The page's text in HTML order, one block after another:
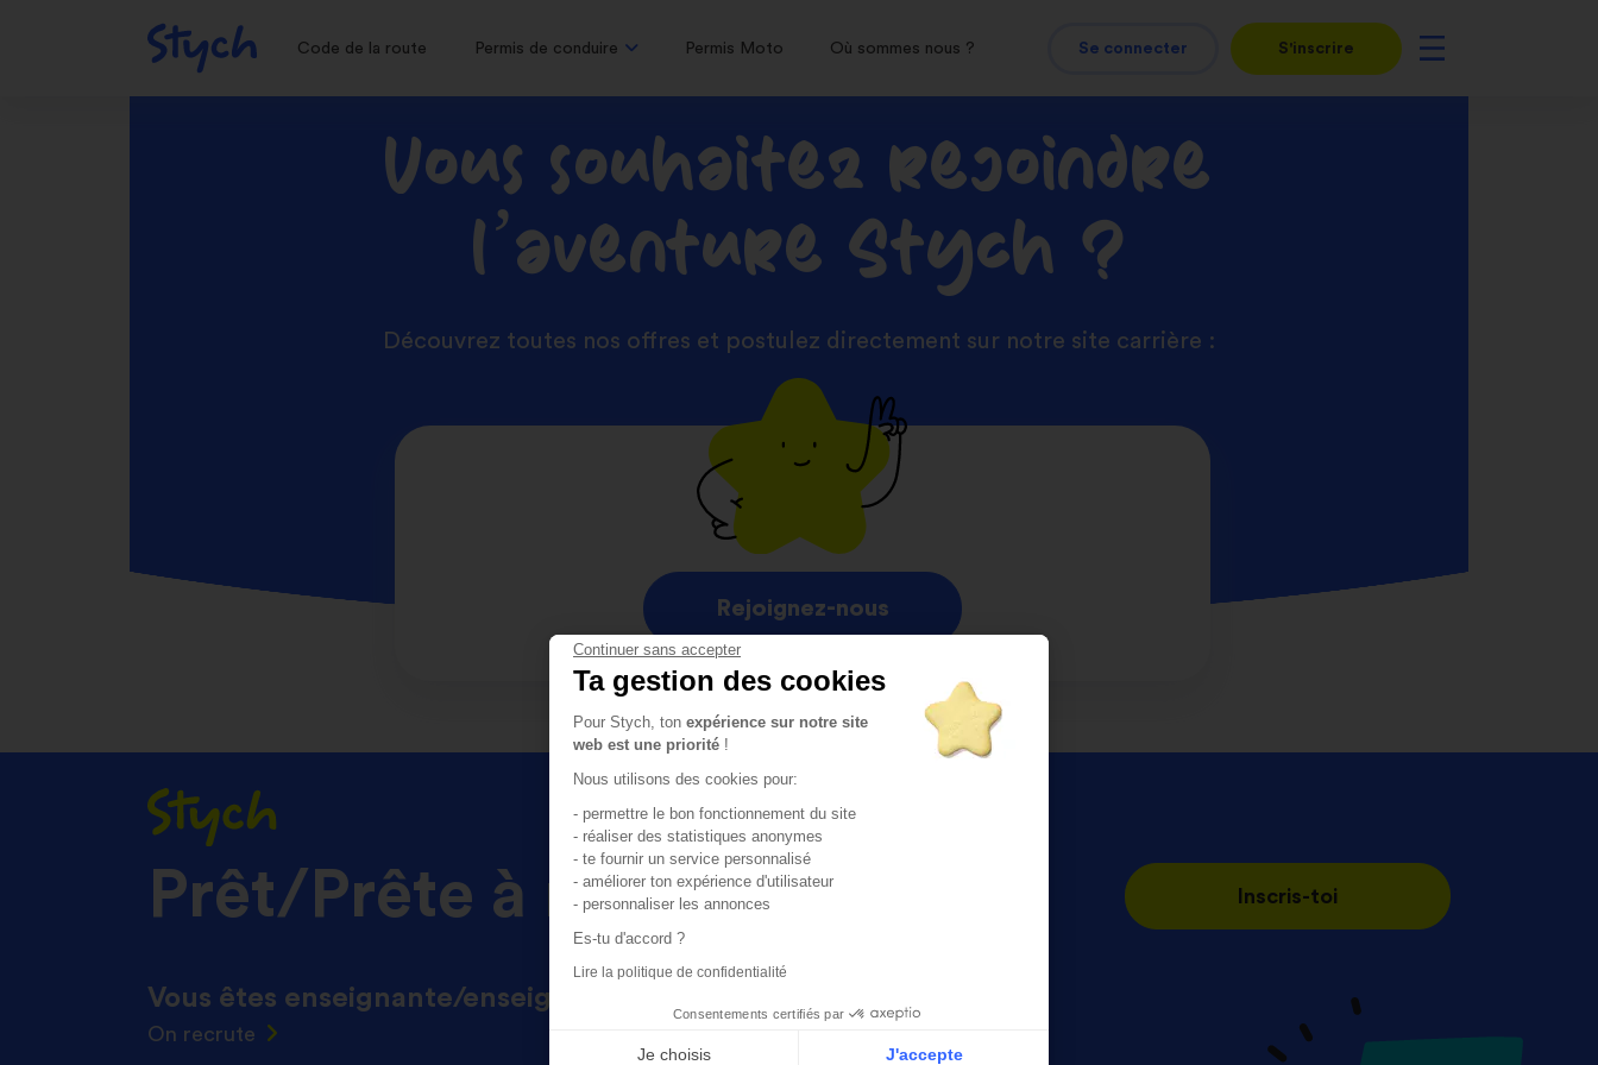
Continuer sans accepter
Ta gestion des cookies
Pour Stych, ton expérience sur notre site
web est une priorité !
Nous utilisons des cookies pour:
- permettre le bon fonctionnement du site
- réaliser des statistiques anonymes
- te fournir un service personnalisé
- améliorer ton expérience d'utilisateur
- personnaliser les annonces
Es-tu d'accord ?
Lire la politique de confidentialité
Consentements certifiés par
Je choisis J'accepte
Code de la route Permis de conduire Permis Moto Où sommes nous ? Se connecter S'inscrire
Vous souhaitez rejoindre
l’aventure Stych ?
Découvrez toutes nos offres et postulez directement sur notre site carrière :
Rejoignez-nous
Prêt/Prête à nous rejoindre ? Inscris-toi
Vous êtes enseignante/enseignant ?
On recrute